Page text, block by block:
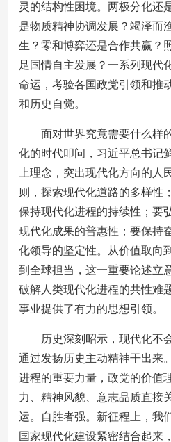
灵的结构性困境。两极分化还
是物质精神协调发展？竭泽而
生？零和博弈还是合作共赢？
足国情自主发展？一系列现代
命运，考验各国政党引领和推
和历史自觉。
面对世界究竟需要什么样
化的时代叩问，习近平总书记
上理念，突出现代化方向的人
则，探索现代化道路的多样性
保持现代化进程的持续性；要
现代化成果的普惠性；要保持
化领导的坚定性。从价值取向
到全球担当，这一重要论述立
破解人类现代化进程的共性难
事业提供了有力的思想引领。
历史深刻昭示，现代化不
通过发扬历史主动精神干出来
进程的重要力量，政党的价值
力、精神风貌、意志品质直接
运。自胜者强。新征程上，我
国家现代化建设紧密结合起来